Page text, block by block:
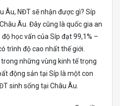
Âu, NĐT sẽ nhận được gì? Síp
Âu. Đây cũng là quốc gia an
học vấn của Síp đạt 99,1% –
trình độ cao nhất thế giới.
những vùng kinh tế trọng
động sản tại Síp là một con
sinh sống tại Châu Âu.